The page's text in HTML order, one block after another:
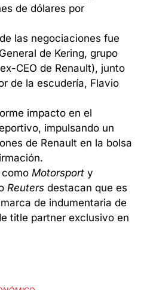
de dólares por
las negociaciones fue
de Kering, grupo
CEO de Renault), junto
de la escudería, Flavio
impacto en el
impulsando un
de Renault en la bolsa
Motorsporty
Reuters destacan que es
de indumentaria de
title partner exclusivo en